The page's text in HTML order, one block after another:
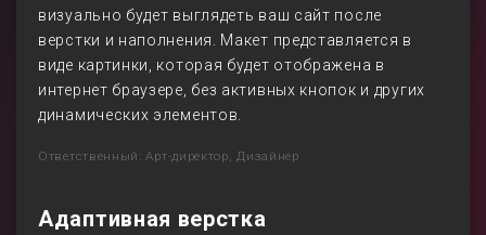
визуально будет выглядеть ваш сайт после
верстки и наполнения. Макет представляется в
виде картинки, которая будет отображена в
интернет браузере, без активных кнопок и других
динамических элементов.
Ответственный: Арт-директор, Дизайнер
Адаптивная верстка